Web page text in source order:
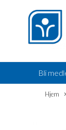
Bli
Hjem